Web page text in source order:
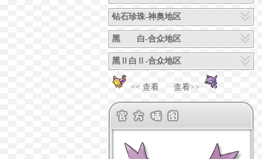
钻石珍珠-神奥地区
黑 白-合众地区
黑Ⅱ白Ⅱ-合众地区
<< 查看 查看>>